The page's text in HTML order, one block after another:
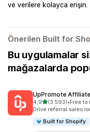
ve verilere kolayca erişin.
Önerilen Built for
Bu uygulamalar
mağazalarda
UpPromote
4,95 yıldız üzerinden
(3.593)
toplam 3593 •Free to
Drive referral sales
Built for Shopify